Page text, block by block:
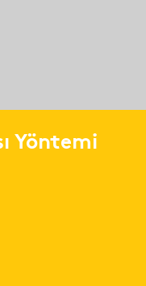
Yöntemi